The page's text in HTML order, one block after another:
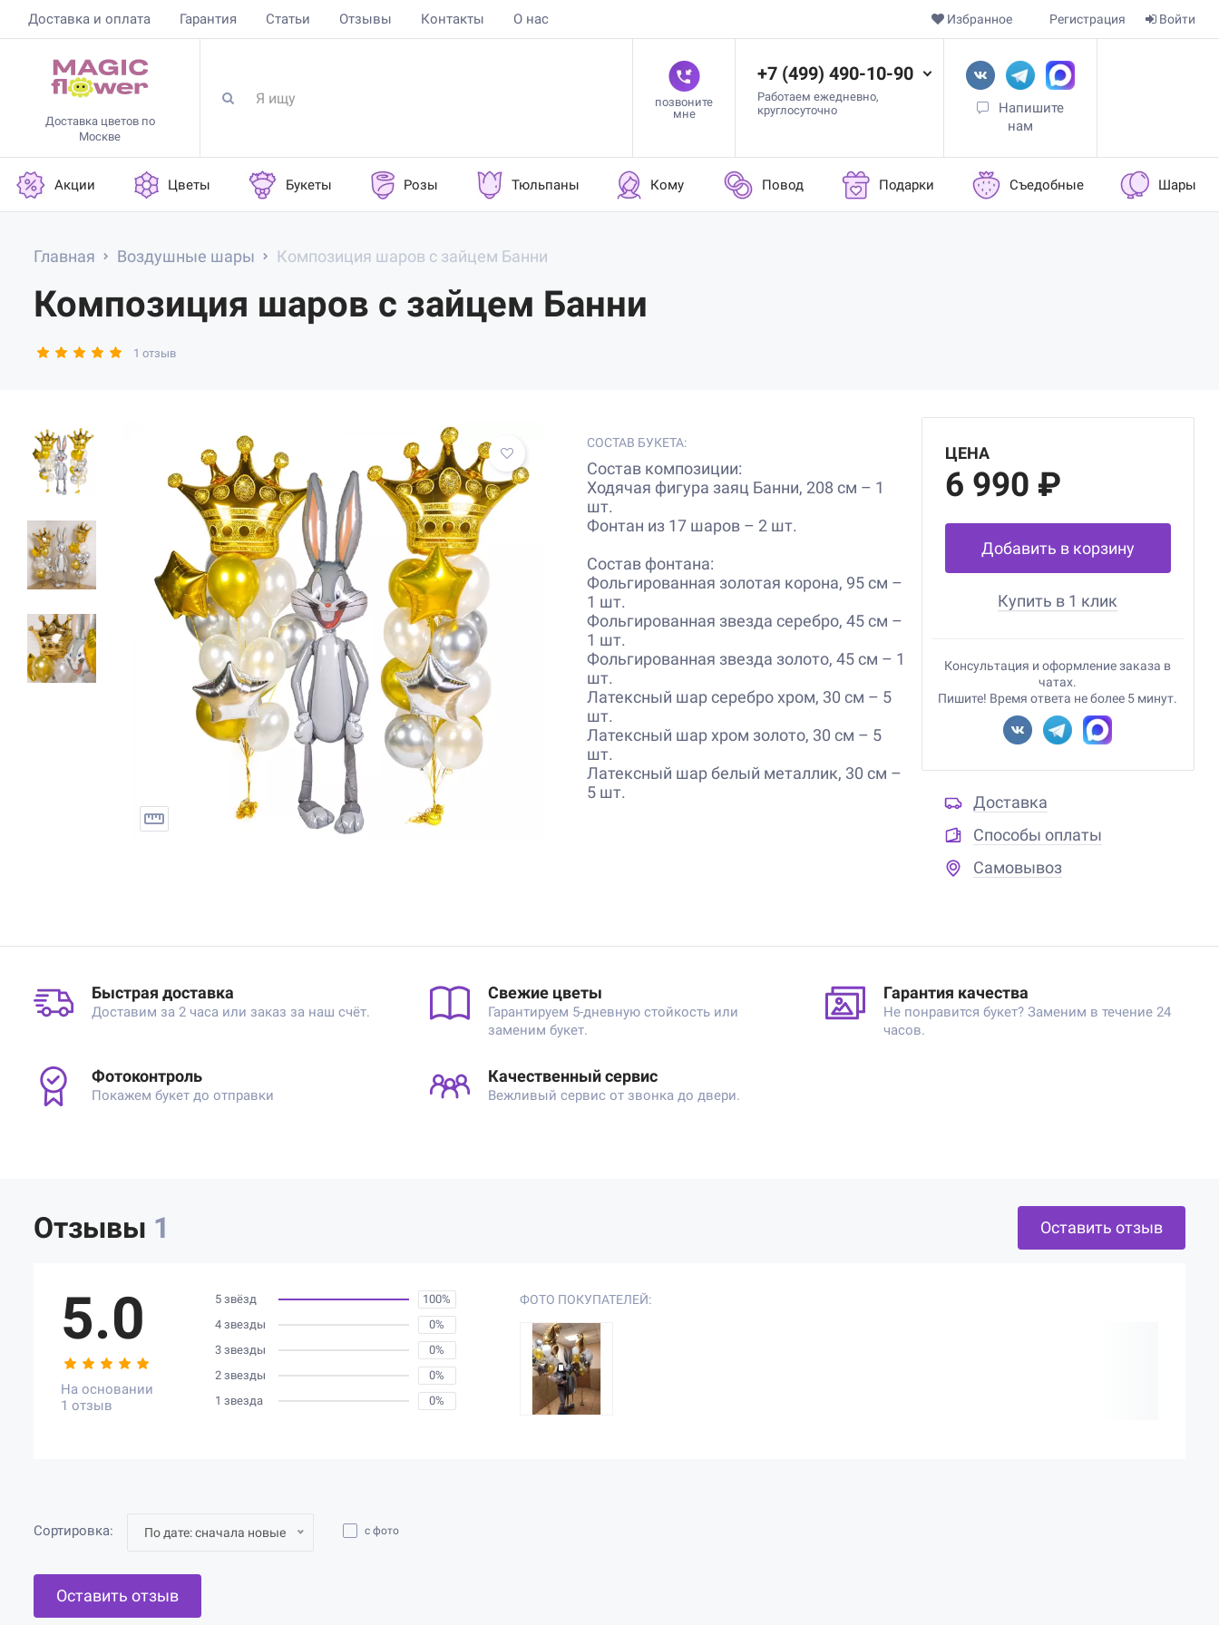
Доставка и оплата Гарантия Статьи Отзывы Контакты О нас Войти
Регистрация
Избранное
Доставка цветов по
Москве
позвоните
мне
+7 (499) 490-10-90
Работаем ежедневно,
круглосуточно
Напишите
нам
Акции Цветы Букеты Розы Тюльпаны Кому Повод Подарки Съедобные Шары
Главная Воздушные шары Композиция шаров с зайцем Банни
Композиция шаров с зайцем Банни
1 отзыв
СОСТАВ БУКЕТА:
Состав композиции:
Ходячая фигура заяц Банни, 208 см – 1
шт.
Фонтан из 17 шаров – 2 шт.
Состав фонтана:
Фольгированная золотая корона, 95 см –
1 шт.
Фольгированная звезда серебро, 45 см –
1 шт.
Фольгированная звезда золото, 45 см – 1
шт.
Латексный шар серебро хром, 30 см – 5
шт.
Латексный шар хром золото, 30 см – 5
шт.
Латексный шар белый металлик, 30 см –
5 шт.
ЦЕНА
6 990 ₽
Добавить в корзину
Купить в 1 клик
Консультация и оформление заказа в
чатах.
Пишите! Время ответа не более 5 минут.
Доставка
Способы оплаты
Самовывоз
Быстрая доставка
Доставим за 2 часа или заказ за наш счёт.
Свежие цветы
Гарантируем 5-дневную стойкость или
заменим букет.
Гарантия качества
Не понравится букет? Заменим в течение 24
часов.
Фотоконтроль
Покажем букет до отправки
Качественный сервис
Вежливый сервис от звонка до двери.
Отзывы 1 Оставить отзыв
5.0
На основании
1 отзыв
5 звёзд
100%
4 звезды
0%
3 звезды
0%
2 звезды
0%
1 звезда
0%
ФОТО ПОКУПАТЕЛЕЙ:
Сортировка: По дате: сначала новые с фото
Оставить отзыв